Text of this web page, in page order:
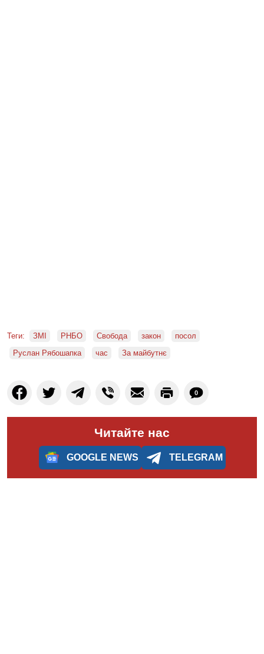
Теги: ЗМІ РНБО Свобода закон
посол
Руслан Рябошапка
час За майбутнє
0
Читайте нас
GOOGLE NEWS TELEGRAM